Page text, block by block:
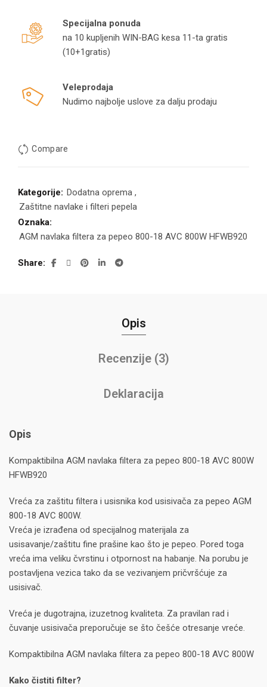
Specijalna ponuda
na 10 kupljenih WIN-BAG kesa 11-ta gratis
(10+1gratis)
Veleprodaja
Nudimo najbolje uslove za dalju prodaju
Compare
Kategorije: Dodatna oprema ,
Zaštitne navlake i filteri pepela
Oznaka:
AGM navlaka filtera za pepeo 800-18 AVC 800W HFWB920
Share
Opis
Recenzije (3)
Deklaracija
Opis
Kompaktibilna AGM navlaka filtera za pepeo 800-18 AVC 800W
HFWB920
Vreća za zaštitu filtera i usisnika kod usisivača za pepeo AGM
800-18 AVC 800W.
Vreća je izrađena od specijalnog materijala za
usisavanje/zaštitu fine prašine kao što je pepeo. Pored toga
vreća ima veliku čvrstinu i otpornost na habanje. Na porubu je
postavljena vezica tako da se vezivanjem pričvršćuje za
usisivač.
Vreća je dugotrajna, izuzetnog kvaliteta. Za pravilan rad i
čuvanje usisivača preporučuje se što češće otresanje vreće.
Kompaktibilna AGM navlaka filtera za pepeo 800-18 AVC 800W
Kako čistiti filter?